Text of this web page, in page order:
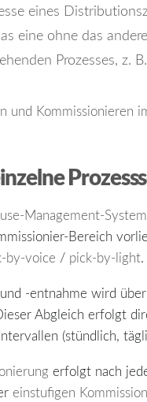
eines
eine ohne das
Prozesses, z.
und Kommissionieren
Management-
Bereich
by-voice / pick-by-light.
-entnahme wird
Abgleich erfolgt
(stündlich,
erfolgt nach
einstufigen